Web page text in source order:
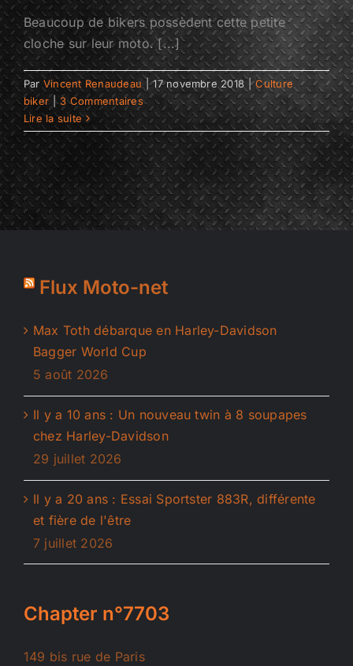
Beaucoup de bikers possèdent cette petite
cloche sur leur moto. [...]
Par Vincent Renaudeau | 17 novembre 2018 | Culture
biker | 3 Commentaires
Lire la suite
Flux Moto-net
Max Toth débarque en Harley-Davidson
Bagger World Cup
5 août 2026
Il y a 10 ans : Un nouveau twin à 8 soupapes
chez Harley-Davidson
29 juillet 2026
Il y a 20 ans : Essai Sportster 883R, différente
et fière de l'être
7 juillet 2026
Chapter n°7703
149 bis rue de Paris